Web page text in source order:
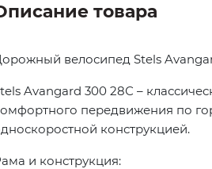
товара
велосипед Stels
Avangard 300 28С –
передвижения по
конструкцией.
и конструкция: